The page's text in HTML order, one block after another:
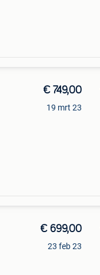
€ 749,00
19 mrt 23
€ 699,00
23 feb 23